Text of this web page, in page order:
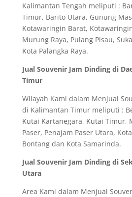
Kalimantan Tengah meliputi :
Timur, Barito Utara, Gunung
Kotawaringin Barat,
Murung Raya, Pulang Pisau,
Kota Palangka Raya.
Jual Souvenir Jam Dinding di
Timur
Wilayah Kami dalam Menjual
di Kalimantan Timur meliputi :
Kutai Kartanegara, Kutai Timur,
Paser, Penajam Paser Utara,
Bontang dan Kota Samarinda.
Jual Souvenir Jam Dinding di
Utara
Area Kami dalam Menjual